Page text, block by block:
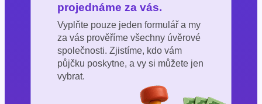
projednáme za vás.
Vyplňte pouze jeden formulář a my
za vás prověříme všechny úvěrové
společnosti. Zjistíme, kdo vám
půjčku poskytne, a vy si můžete jen
vybrat.